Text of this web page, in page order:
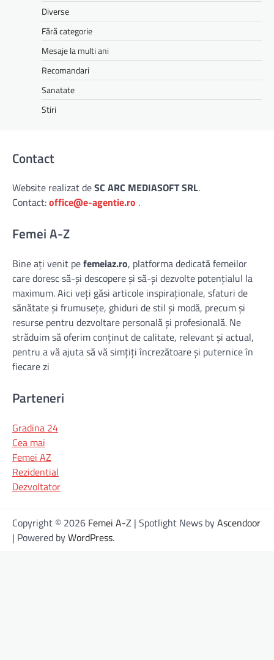
Diverse
Fără categorie
Mesaje la multi ani
Recomandari
Sanatate
Stiri
Contact
Website realizat deSC ARC MEDIASOFT SRL.
Contact:office@e-agentie.ro .
Femei A-Z
Bine ați venit pefemeiaz.ro, platforma dedicată femeilor
care doresc să-și descopere și să-și dezvolte potențialul la
maximum. Aici veți găsi articole inspiraționale, sfaturi de
sănătate și frumusețe, ghiduri de stil și modă, precum și
resurse pentru dezvoltare personală și profesională. Ne
străduim să oferim conținut de calitate, relevant și actual,
pentru a vă ajuta să vă simțiți încrezătoare și puternice în
fiecare zi
Parteneri
Gradina 24
Cea mai
Femei AZ
Rezidential
Dezvoltator
Copyright © 2026 Femei A-Z | Spotlight News byAscendoor
| Powered byWordPress.